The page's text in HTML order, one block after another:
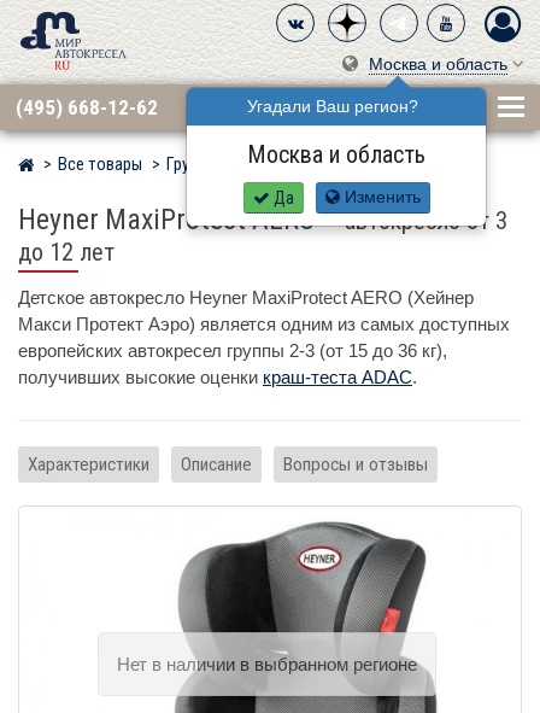
Москва и область
Угадали Ваш регион?
Москва и область
Да Изменить
(495) 668-12-62
Мир детских автокресел
Все товары Группа 2·3 (15–36 кг) HEYNER
Heyner MaxiProtect AERO–автокресло от 3
до 12 лет
Детское автокресло Heyner MaxiProtect AERO (Хейнер
Макси Протект Аэро) является одним из самых доступных
европейских автокресел группы 2-3 (от 15 до 36 кг),
получивших высокие оценки краш-теста ADAC.
Характеристики Описание Вопросы и отзывы